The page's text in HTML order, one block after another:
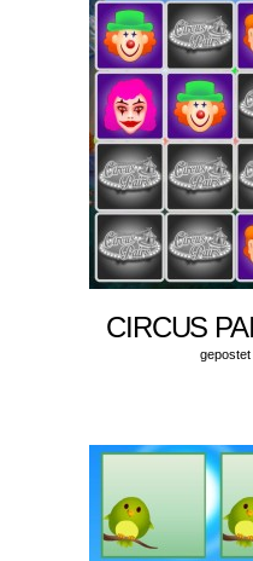
CIRCUS
gepostet